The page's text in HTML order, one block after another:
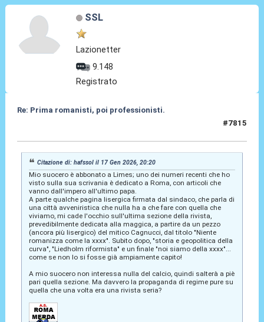
SSL
Lazionetter
9.148
Registrato
Re: Prima romanisti, poi professionisti.
#7815
Citazione di: hafssol il 17 Gen 2026, 20:20
Mio suocero è abbonato a Limes; uno dei numeri recenti che ho
visto sulla sua scrivania è dedicato a Roma, con articoli che
vanno dall'impero all'ultimo papa.
A parte qualche pagina lisergica firmata dal sindaco, che parla di
una città avveniristica che nulla ha a che fare con quella che
viviamo, mi cade l'occhio sull'ultima sezione della rivista,
prevedibilmente dedicata alla maggica, a partire da un pezzo
(ancora più lisergico) del mitico Cagnucci, dal titolo "Niente
romanizza come la xxxx". Subito dopo, "storia e geopolitica della
curva", "Liedholm riformista" e un finale "noi siamo della xxxx"...
come se non lo si fosse già ampiamente capito!
A mio suocero non interessa nulla del calcio, quindi salterà a piè
pari quella sezione. Ma davvero la propaganda di regime pure su
quella che una volta era una rivista seria?